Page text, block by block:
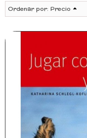
Ordenar por: Precio